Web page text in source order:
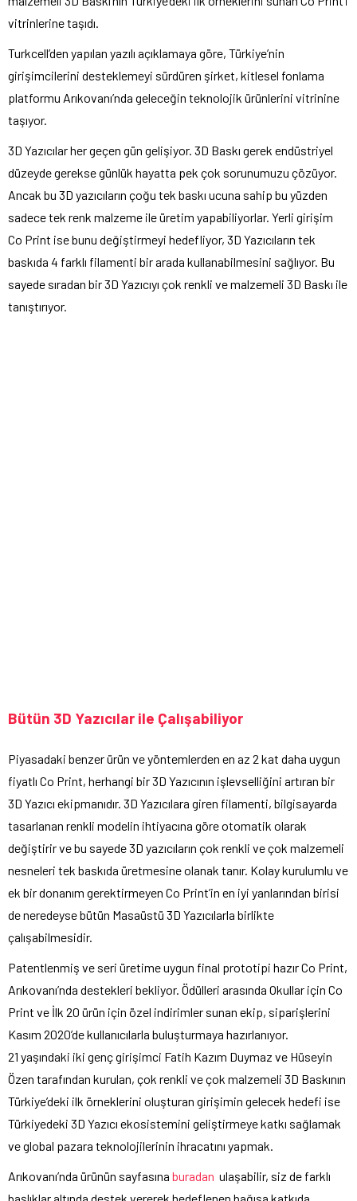
vitrinlerine taşıdı.
Turkcell’den yapılan yazılı açıklamaya göre, Türkiye’nin
girişimcilerini desteklemeyi sürdüren şirket, kitlesel fonlama
platformu Arıkovanı’nda geleceğin teknolojik ürünlerini vitrinine
taşıyor.
3D Yazıcılar her geçen gün gelişiyor. 3D Baskı gerek endüstriyel
düzeyde gerekse günlük hayatta pek çok sorunumuzu çözüyor.
Ancak bu 3D yazıcıların çoğu tek baskı ucuna sahip bu yüzden
sadece tek renk malzeme ile üretim yapabiliyorlar. Yerli girişim
Co Print ise bunu değiştirmeyi hedefliyor, 3D Yazıcıların tek
baskıda 4 farklı filamenti bir arada kullanabilmesini sağlıyor. Bu
sayede sıradan bir 3D Yazıcıyı çok renkli ve malzemeli 3D Baskı ile
tanıştırıyor.
Bütün 3D Yazıcılar ile Çalışabiliyor
Piyasadaki benzer ürün ve yöntemlerden en az 2 kat daha uygun
fiyatlı Co Print, herhangi bir 3D Yazıcının işlevselliğini artıran bir
3D Yazıcı ekipmanıdır. 3D Yazıcılara giren filamenti, bilgisayarda
tasarlanan renkli modelin ihtiyacına göre otomatik olarak
değiştirir ve bu sayede 3D yazıcıların çok renkli ve çok malzemeli
nesneleri tek baskıda üretmesine olanak tanır. Kolay kurulumlu ve
ek bir donanım gerektirmeyen Co Print’in en iyi yanlarından birisi
de neredeyse bütün Masaüstü 3D Yazıcılarla birlikte
çalışabilmesidir.
Patentlenmiş ve seri üretime uygun final prototipi hazır Co Print,
Arıkovanı’nda destekleri bekliyor. Ödülleri arasında Okullar için Co
Print ve İlk 20 ürün için özel indirimler sunan ekip, siparişlerini
Kasım 2020’de kullanıcılarla buluşturmaya hazırlanıyor.
21 yaşındaki iki genç girişimci Fatih Kazım Duymaz ve Hüseyin
Özen tarafından kurulan, çok renkli ve çok malzemeli 3D Baskının
Türkiye’deki ilk örneklerini oluşturan girişimin gelecek hedefi ise
Türkiyedeki 3D Yazıcı ekosistemini geliştirmeye katkı sağlamak
ve global pazara teknolojilerinin ihracatını yapmak.
Arıkovanı’nda ürünün sayfasına buradan ulaşabilir, siz de farklı